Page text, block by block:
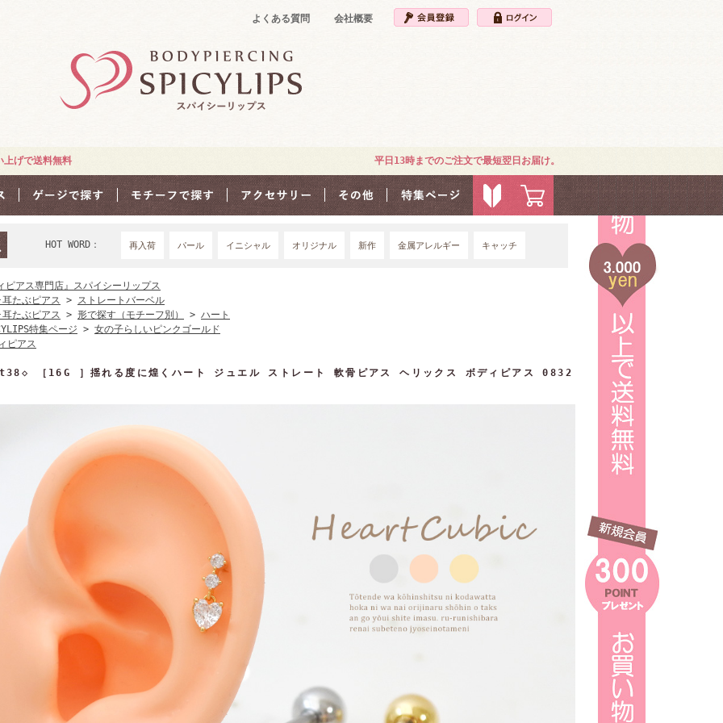
よくある質問 会社概要
げで送料無料 平日13時までのご注文で最短翌日お届け。
HOT WORD： 再入荷 パール イニシャル オリジナル 新作 金属アレルギー キャッチ
ピアス専門店』スパイシーリップス
耳たぶピアス > ストレートバーベル
耳たぶピアス > 形で探す（モチーフ別） > ハート
特集ページ > 女の子らしいピンクゴールド
ピアス
［16G ］揺れる度に煌くハート ジュエル ストレート 軟骨ピアス ヘリックス ボディピアス 0832